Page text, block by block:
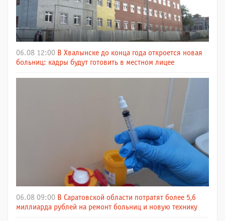
06.08 12:00 В Хвалынске до конца года откроется новая
больниц: кадры будут готовить в местном лицее
06.08 09:00 В Саратовской области потратят более 5,6
миллиарда рублей на ремонт больниц и новую технику